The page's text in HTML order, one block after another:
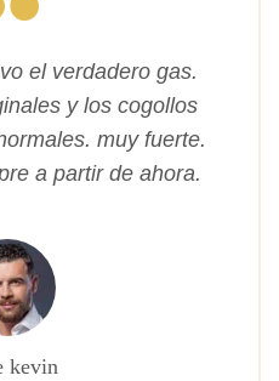
el verdadero gas.
y los cogollos
muy fuerte.
a partir de ahora.
kevin